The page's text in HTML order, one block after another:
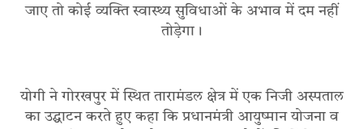
जाए तो कोई व्यक्ति स्वास्थ्य सुविधाओं के अभाव में दम नहीं
तोड़ेगा।
योगी ने गोरखपुर में स्थित तारामंडल क्षेत्र में एक निजी अस्पताल
का उद्घाटन करते हुए कहा कि प्रधानमंत्री आयुष्मान योजना व